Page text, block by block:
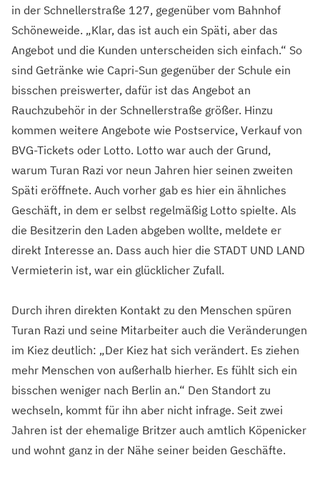
in der Schnellerstraße 127, gegenüber vom Bahnhof
Schöneweide. „Klar, das ist auch ein Späti, aber das
Angebot und die Kunden unterscheiden sich einfach.“ So
sind Getränke wie Capri-Sun gegenüber der Schule ein
bisschen preiswerter, dafür ist das Angebot an
Rauchzubehör in der Schnellerstraße größer. Hinzu
kommen weitere Angebote wie Postservice, Verkauf von
BVG-Tickets oder Lotto. Lotto war auch der Grund,
warum Turan Razi vor neun Jahren hier seinen zweiten
Späti eröffnete. Auch vorher gab es hier ein ähnliches
Geschäft, in dem er selbst regelmäßig Lotto spielte. Als
die Besitzerin den Laden abgeben wollte, meldete er
direkt Interesse an. Dass auch hier die STADT UND LAND
Vermieterin ist, war ein glücklicher Zufall.
Durch ihren direkten Kontakt zu den Menschen spüren
Turan Razi und seine Mitarbeiter auch die Veränderungen
im Kiez deutlich: „Der Kiez hat sich verändert. Es ziehen
mehr Menschen von außerhalb hierher. Es fühlt sich ein
bisschen weniger nach Berlin an.“ Den Standort zu
wechseln, kommt für ihn aber nicht infrage. Seit zwei
Jahren ist der ehemalige Britzer auch amtlich Köpenicker
und wohnt ganz in der Nähe seiner beiden Geschäfte.